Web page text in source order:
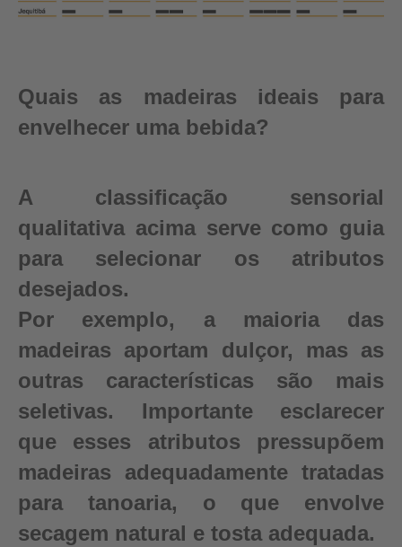
Quais as madeiras ideais para
envelhecer uma bebida?
A classificação sensorial
qualitativa acima serve como guia
para selecionar os atributos
desejados.
Por exemplo, a maioria das
madeiras aportam dulçor, mas as
outras características são mais
seletivas. Importante esclarecer
que esses atributos pressupõem
madeiras adequadamente tratadas
para tanoaria, o que envolve
secagem natural e tosta adequada.